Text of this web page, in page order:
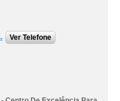
Ver Telefone